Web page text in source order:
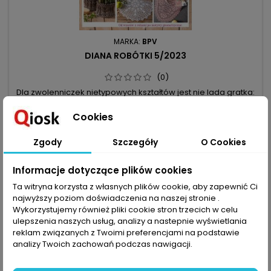
MARKA: BPV
DIANA ROBÓTKI 5/2023
(0)
Dla zwolenniczek nietypowych kształtów jest nie lada gratka:
nazwaliśmy ten kształt kwiatkiem, ale może wybierzesz dla
niego bardziej pasującą nazwę? Z kolei długi bieżnik z
ząbkowanym brzegiem to wariacja na temat tego, do czego
służy podstawowy kwadrat – i to w rozumieniu kształtu, jak i
podstawowego oczka...
favorite_border
Cookies
Zgody Szczegóły O Cookies
Informacje dotyczące plików cookies
Ta witryna korzysta z własnych plików cookie, aby zapewnić Ci
najwyższy poziom doświadczenia na naszej stronie .
Wykorzystujemy również pliki cookie stron trzecich w celu
ulepszenia naszych usług, analizy a nastepnie wyświetlania
reklam związanych z Twoimi preferencjami na podstawie
analizy Twoich zachowań podczas nawigacji.